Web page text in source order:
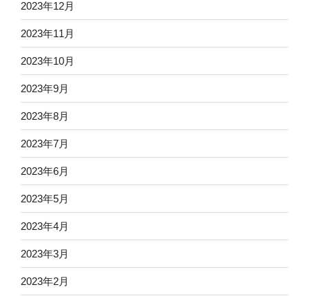
2023年12月
2023年11月
2023年10月
2023年9月
2023年8月
2023年7月
2023年6月
2023年5月
2023年4月
2023年3月
2023年2月